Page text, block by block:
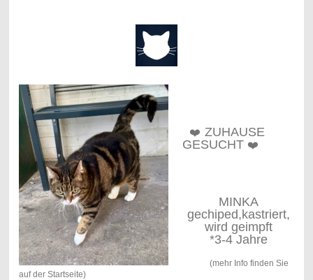
❤️ ZUHAUSE
GESUCHT ❤️
MINKA
gechiped,kastriert,
wird geimpft
*3-4 Jahre
(mehr Info finden Sie
auf der Startseite)